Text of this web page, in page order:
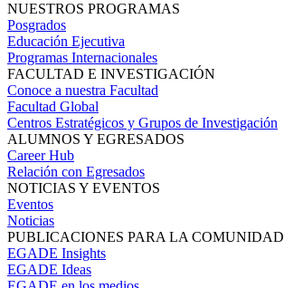
NUESTROS PROGRAMAS
Posgrados
Educación Ejecutiva
Programas Internacionales
FACULTAD E INVESTIGACIÓN
Conoce a nuestra Facultad
Facultad Global
Centros Estratégicos y Grupos de Investigación
ALUMNOS Y EGRESADOS
Career Hub
Relación con Egresados
NOTICIAS Y EVENTOS
Eventos
Noticias
PUBLICACIONES PARA LA COMUNIDAD
EGADE Insights
EGADE Ideas